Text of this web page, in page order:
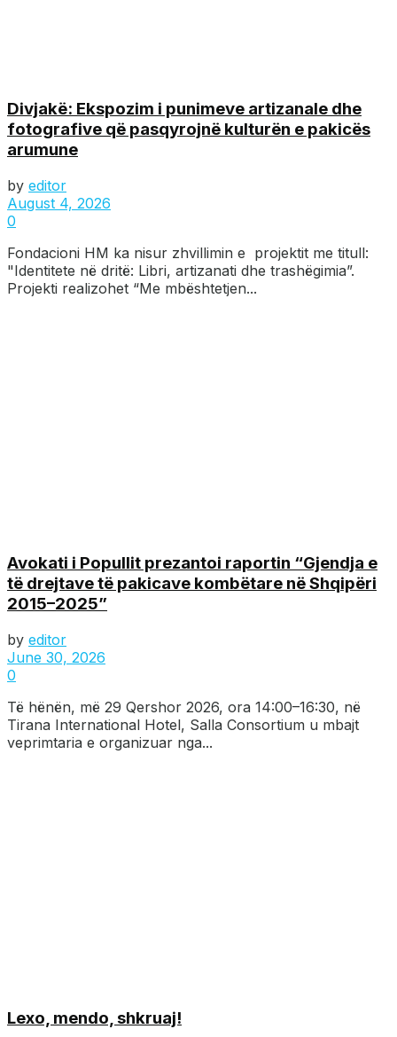
Divjakë: Ekspozim i punimeve artizanale dhe
fotografive që pasqyrojnë kulturën e pakicës
arumune
by editor
August 4, 2026
0
Fondacioni HM ka nisur zhvillimin e projektit me titull:
"Identitete në dritë: Libri, artizanati dhe trashëgimia”.
Projekti realizohet “Me mbështetjen...
Avokati i Popullit prezantoi raportin “Gjendja e
të drejtave të pakicave kombëtare në Shqipëri
2015–2025”
by editor
June 30, 2026
0
Të hënën, më 29 Qershor 2026, ora 14:00–16:30, në
Tirana International Hotel, Salla Consortium u mbajt
veprimtaria e organizuar nga...
Lexo, mendo, shkruaj!